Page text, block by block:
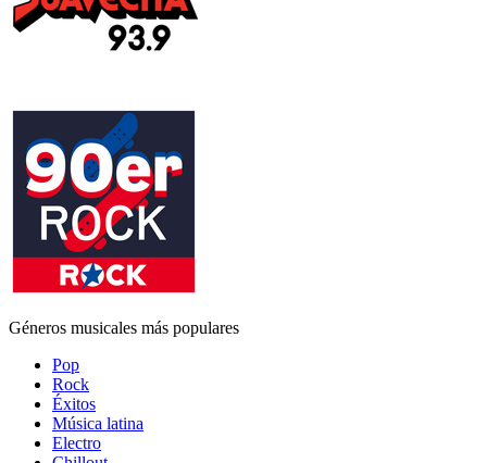
Géneros musicales más populares
Pop
Rock
Éxitos
Música latina
Electro